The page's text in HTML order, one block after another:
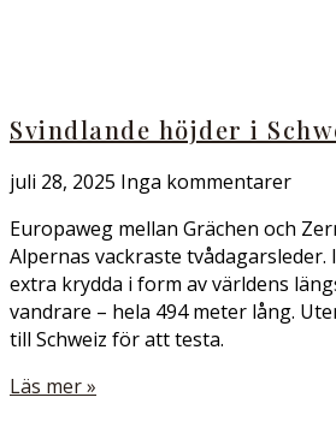
Svindlande höjder i
juli 28, 2025 Inga kommentarer
Europaweg mellan Grächen och
Alpernas vackraste tvådagarsleder.
extra krydda i form av världens
vandrare – hela 494 meter lång.
till Schweiz för att testa.
Läs mer »